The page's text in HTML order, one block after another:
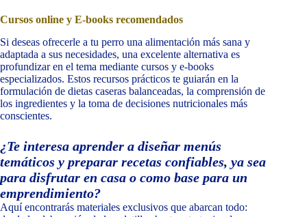
Cursos online y E-books recomendados
Si deseas ofrecerle a tu perro una alimentación más sana y
adaptada a sus necesidades, una excelente alternativa es
profundizar en el tema mediante cursos y e-books
especializados. Estos recursos prácticos te guiarán en la
formulación de dietas caseras balanceadas, la comprensión de
los ingredientes y la toma de decisiones nutricionales más
conscientes.
¿Te interesa aprender a diseñar menús
temáticos y preparar recetas confiables, ya sea
para disfrutar en casa o como base para un
emprendimiento?
Aquí encontrarás materiales exclusivos que abarcan todo: